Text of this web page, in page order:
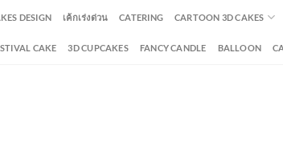
DESIGN เค้กเร่งด่วน CATERING CARTOON 3D CAKES
CAKE 3D CUPCAKES FANCY CANDLE BALLOON